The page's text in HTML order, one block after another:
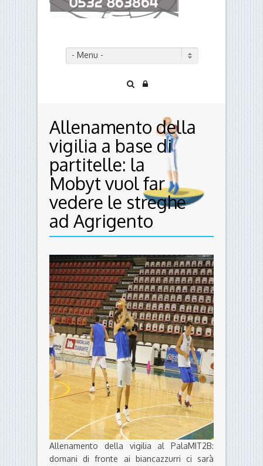
- Menu -
Allenamento della
vigilia a base di
partitelle: la
Mobyt vuol far
vedere le streghe
ad Agrigento
Allenamento della vigilia al PalaMIT2B:
domani di fronte ai biancazzurri ci sarà